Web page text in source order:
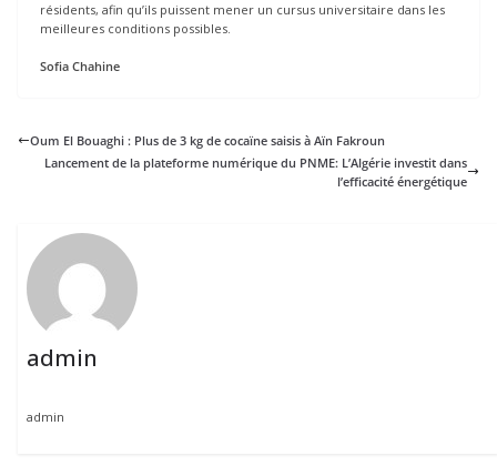
résidents, afin qu’ils puissent mener un cursus universitaire dans les
meilleures conditions possibles.
Sofia Chahine
Oum El Bouaghi : Plus de 3 kg de cocaïne saisis à Aïn Fakroun
Lancement de la plateforme numérique du PNME: L’Algérie investit dans
l’efficacité énergétique
admin
admin